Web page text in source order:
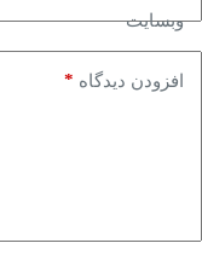
وبسایت
افزودن دیدگاه *